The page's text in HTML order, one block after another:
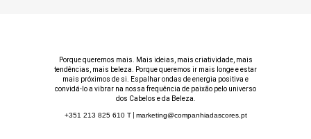
Porque queremos mais. Mais ideias, mais criatividade, mais
tendências, mais beleza. Porque queremos ir mais longe e estar
mais próximos de si. Espalhar ondas de energia positiva e
convidá-lo a vibrar na nossa frequência de paixão pelo universo
dos Cabelos e da Beleza.
+351 213 825 610 T| marketing@companhiadascores.pt